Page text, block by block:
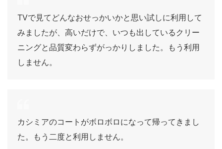
TVで見てどんなおせっかいかと思い試しに利用して
みましたが、高いだけで、いつも出しているクリー
ニングと品質変わらずがっかりしました。もう利用
しません。
カシミアのコートがボロボロになって帰ってきまし
た。もう二度と利用しません。